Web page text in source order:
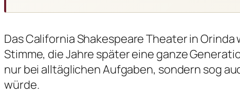
Das California Shakespeare Theater in
Stimme, die Jahre später eine ganze
nur bei alltäglichen Aufgaben, sondern sog
würde.